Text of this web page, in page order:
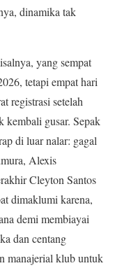
dinamika tak
yang sempat
tetapi empat hari
registrasi setelah
gusar. Sepak
di luar nalar: gagal
Alexis
Cleyton Santos
dimaklumi karena,
demi membiayai
dan centang
manajerial klub untuk